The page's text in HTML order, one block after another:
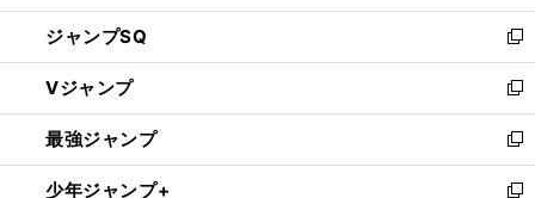
し
い
ウ
ィ
ン
ド
ウ
で
ジャンプSQ
新
し
い
ウ
ィ
ン
ド
Vジャンプ
新
し
い
ウ
ィ
最強ジャンプ
新
し
少年ジャンプ+